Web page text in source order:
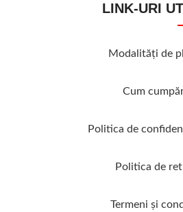
LINK-URI
Modalităţi de
Cum
Politica de
Politica de
Termeni şi